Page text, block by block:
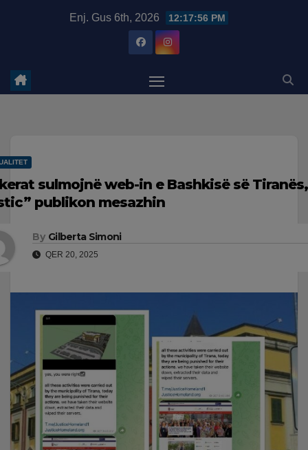
Enj. Gus 6th, 2026 12:17:57 PM
sulmojnë web-in e Bashkisë së
publikon mesazhin
By Gilberta Simoni
QER 20, 2025